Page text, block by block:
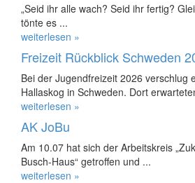
„Seid ihr alle wach? Seid ihr fertig?
tönte es ...
weiterlesen »
Freizeit Rückblick Schweden
Bei der Jugendfreizeit 2026 verschlug
Hallaskog in Schweden. Dort
weiterlesen »
AK JoBu
Am 10.07 hat sich der Arbeitskreis
Busch-Haus“ getroffen und ...
weiterlesen »